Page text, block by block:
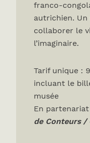
franco-
autrichien.
collaborer le
l’imaginaire.
Tarif unique :
incluant le
musée
En
de Conteurs /